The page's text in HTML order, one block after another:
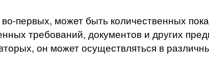
первых, может быть количественных
требований, документов и других
он может осуществляться в